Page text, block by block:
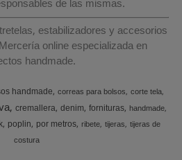
de las mismas.
estabilizadores y accesorios
online especializada en
handmade.
handmade correas para bolsos corte tela
cremallera denim fornituras handmade
poplin por metros ribete tijeras tijeras de
costura